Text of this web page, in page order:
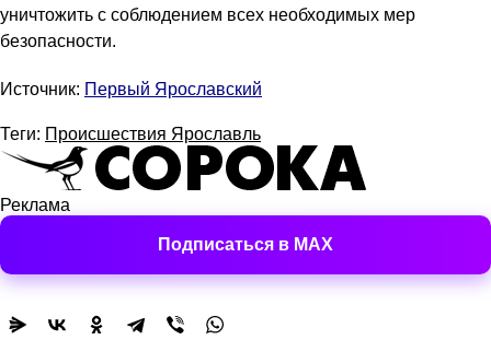
уничтожить с соблюдением всех необходимых мер
безопасности.
Источник: Первый Ярославский
Теги: Происшествия Ярославль
Реклама
Подписаться в MAX